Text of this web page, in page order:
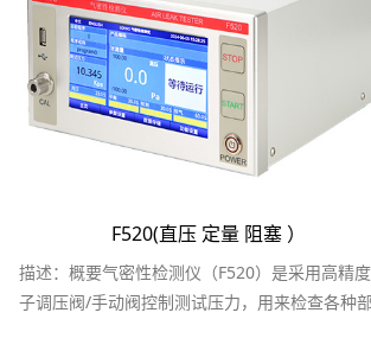
F520(直压 定量 阻塞 ）
描述：概要气密性检测仪（F520）是采用高精
子调压阀/手动阀控制测试压力，用来检查各种部